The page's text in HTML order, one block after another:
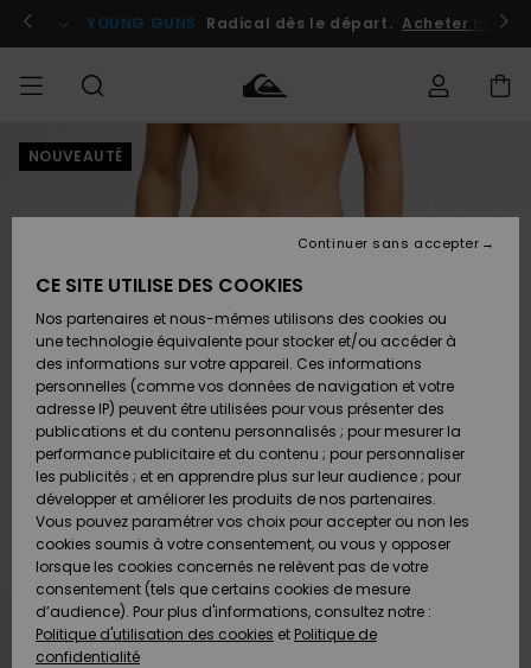
l'information
le
Se connecter / s'inscrire
YOUNG GUNS Radical dès le départ. Acheter
HOMME Vêtements
Chaussures
& Tongs
Surf
Snow
Nouveautés
Vêtements
Chaussures
& Tongs
Surf
Snow
Nouveautés
FEMME
Shop
A
Découvrir
Snow
SURF
Surf
Homme
Surf
Shop
Enfant
Highlights
Communauté
SNOW
Snow
Homme
Snow
Shop
Enfant
Snow
Shop
Femme
A
Découvrir
Communauté
OUTLET
Outlet
Enfant
Outlet
Femme
AIDE &
CONTACT
Accéder à
commande
Retours
Paiement
Carte
Cadeau
Quiksilver
Freedom
Protection
des
MAGASINS
NOUVEAUTÉ
CE SITE UTILISE DES COOKIES
Nos partenaires et nous-mêmes utilisons des cookies ou
une technologie équivalente pour stocker et/ou accéder à
des informations sur votre appareil. Ces informations
personnelles (comme vos données de navigation et votre
adresse IP) peuvent être utilisées pour vous présenter des
publications et du contenu personnalisés ; pour mesurer la
performance publicitaire et du contenu ; pour personnaliser
les publicités ; et en apprendre plus sur leur audience ; pour
développer et améliorer les produits de nos partenaires.
Vous pouvez paramétrer vos choix pour accepter ou non les
cookies soumis à votre consentement, ou vous y opposer
lorsque les cookies concernés ne relèvent pas de votre
consentement (tels que certains cookies de mesure
d’audience). Pour plus d'informations, consultez notre :
Politique d'utilisation des cookies et Politique de
confidentialité
Continuer sans accepter